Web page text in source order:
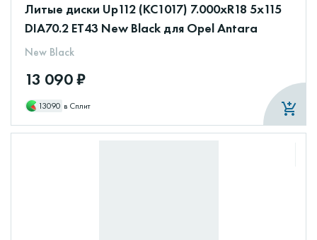
Литые диски Up112 (КС1017) 7.000xR18 5x115
DIA70.2 ET43 New Black для Opel Antara
New Black
13 090 ₽
13090 в Сплит